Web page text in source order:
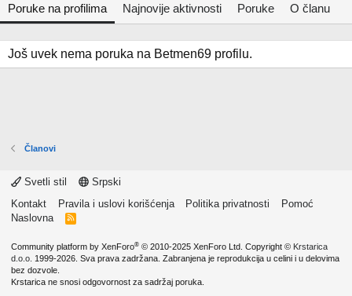
Poruke na profilima Najnovije aktivnosti Poruke O članu
Još uvek nema poruka na Betmen69 profilu.
Članovi
Svetli stil
Srpski
Kontakt
Pravila i uslovi korišćenja Politika privatnosti
Pomoć
Naslovna
R
Community platform by XenForo® © 2010-2025 XenForo Ltd. Copyright © Krstarica
d.o.o. 1999-2026. Sva prava zadržana. Zabranjena je reprodukcija u celini i u delovima
bez dozvole.
Krstarica ne snosi odgovornost za sadržaj poruka.